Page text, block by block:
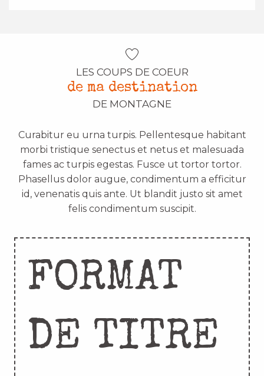
LES COUPS DE COEUR
de ma destination
DE MONTAGNE
Curabitur eu urna turpis. Pellentesque habitant
morbi tristique senectus et netus et malesuada
fames ac turpis egestas. Fusce ut tortor tortor.
Phasellus dolor augue, condimentum a efficitur
id, venenatis quis ante. Ut blandit justo sit amet
felis condimentum suscipit.
FORMAT
DE TITRE